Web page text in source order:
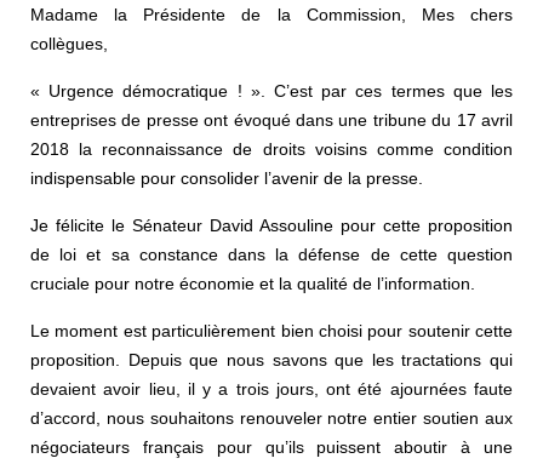
Madame la Présidente de la Commission, Mes chers
collègues,
« Urgence démocratique ! ». C’est par ces termes que les
entreprises de presse ont évoqué dans une tribune du 17 avril
2018 la reconnaissance de droits voisins comme condition
indispensable pour consolider l’avenir de la presse.
Je félicite le Sénateur David Assouline pour cette proposition
de loi et sa constance dans la défense de cette question
cruciale pour notre économie et la qualité de l’information.
Le moment est particulièrement bien choisi pour soutenir cette
proposition. Depuis que nous savons que les tractations qui
devaient avoir lieu, il y a trois jours, ont été ajournées faute
d’accord, nous souhaitons renouveler notre entier soutien aux
négociateurs français pour qu’ils puissent aboutir à une